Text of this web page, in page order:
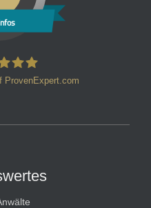
ProvenExpert.com